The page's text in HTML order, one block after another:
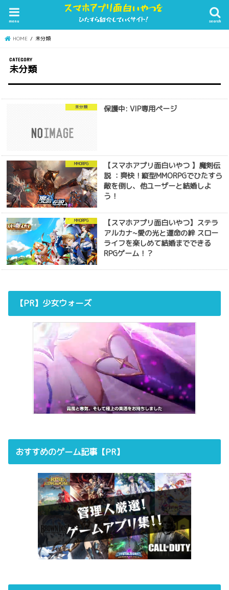
search
menu
HOME 未分類
未分類
未分類 保護中: VIP専用ページ
MMORPG
【スマホアプリ面白いやつ 】魔剣伝
説 ：爽快！縦型MMORPGでひたすら
敵を倒し、他ユーザーと結婚しよ
う！
MMORPG
【スマホアプリ面白いやつ】ステラ
アルカナ~愛の光と運命の絆 スロー
ライフを楽しめて結婚までできる
RPGゲーム！？
【PR】少女ウォーズ
おすすめのゲーム記事【PR】